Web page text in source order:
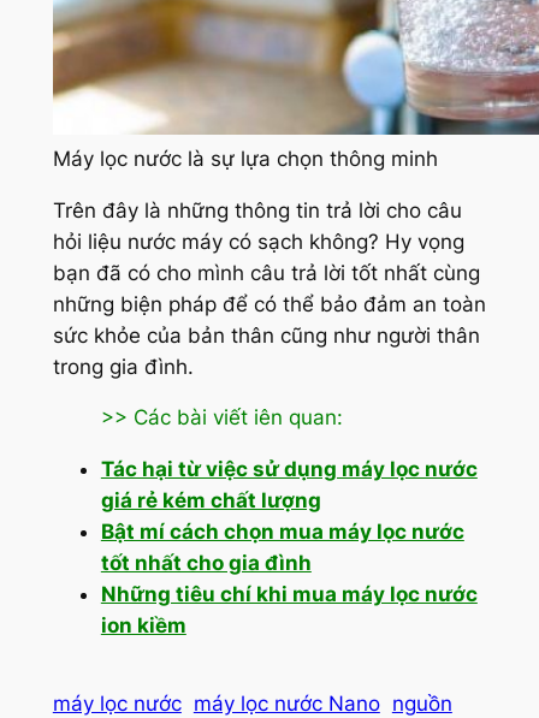
Máy lọc nước là sự lựa chọn thông minh
Trên đây là những thông tin trả lời cho câu
hỏi liệu nước máy có sạch không? Hy vọng
bạn đã có cho mình câu trả lời tốt nhất cùng
những biện pháp để có thể bảo đảm an toàn
sức khỏe của bản thân cũng như người thân
trong gia đình.
>> Các bài viết iên quan:
Tác hại từ việc sử dụng máy lọc nước
giá rẻ kém chất lượng
Bật mí cách chọn mua máy lọc nước
tốt nhất cho gia đình
Những tiêu chí khi mua máy lọc nước
ion kiềm
máy lọc nước máy lọc nước Nano nguồn